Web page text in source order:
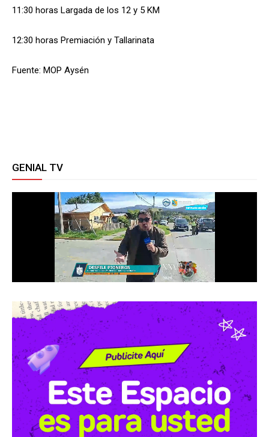
11:30 horas Largada de los 12 y 5 KM
12:30 horas Premiación y Tallarinata
Fuente: MOP Aysén
GENIAL TV